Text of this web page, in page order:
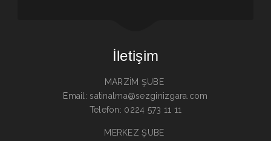
İletişim
MARZİM ŞUBE
Email: satinalma@sezginizgara.com
Telefon: 0224 573 11 11
MERKEZ ŞUBE